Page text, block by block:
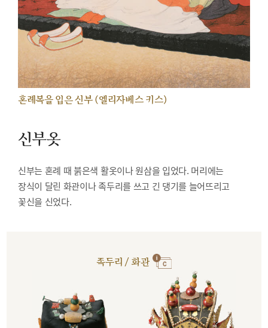
혼례복을 입은 신부 (엘리자베스 키스)
신부옷
신부는 혼례 때 붉은색 활옷이나 원삼을 입었다. 머리에는
장식이 달린 화관이나 족두리를 쓰고 긴 댕기를 늘어뜨리고
꽃신을 신었다.
족두리 / 화관